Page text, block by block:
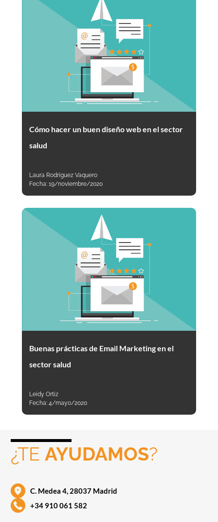
Cómo hacer un buen diseño web en el sector
salud
Laura Rodríguez Vaquero
Fecha: 19/noviembre/2020
Buenas prácticas de Email Marketing en el
sector salud
Leidy Ortiz
Fecha: 4/mayo/2020
¿TEAYUDAMOS?
C. Medea 4, 28037 Madrid
+34 910 061 582